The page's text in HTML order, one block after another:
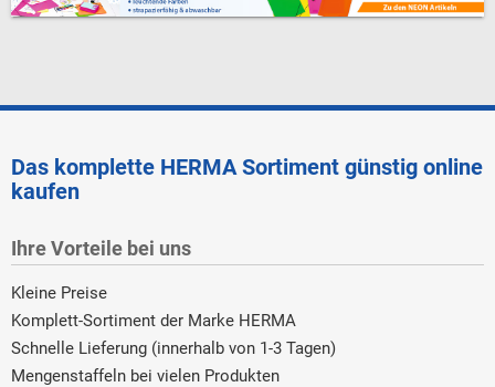
Das komplette HERMA Sortiment günstig online
kaufen
Ihre Vorteile bei uns
Kleine Preise
Komplett-Sortiment der Marke HERMA
Schnelle Lieferung (innerhalb von 1-3 Tagen)
Mengenstaffeln bei vielen Produkten